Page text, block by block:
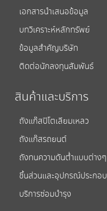
เอกสารนำเสนอข้อมูล
บทวิเคราะห์หลักทรัพย์
ข้อมูลสำคัญบริษัท
ติดต่อนักลงทุนสัมพันธ์
สินค้าและบริการ
ถังแก๊สปิโตเลียมเหลว
ถังแก๊สรถยนต์
ถังทนความดันต่ำแบบต่างๆ
ชิ้นส่วนและอุปกรณ์ประกอบ
บริการซ่อมบำรุง